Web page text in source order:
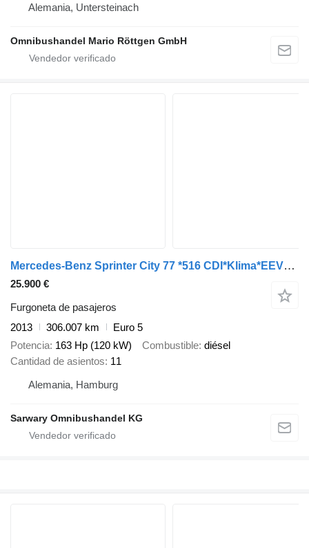
Alemania, Untersteinach
Omnibushandel Mario Röttgen GmbH
Mercedes-Benz Sprinter City 77 *516 CDI*Klima*EEV*519*
25.900 €
Furgoneta de pasajeros
2013
306.007 km
Euro 5
Potencia 163 Hp (120 kW) Combustible diésel
Cantidad de asientos 11
Alemania, Hamburg
Sarwary Omnibushandel KG